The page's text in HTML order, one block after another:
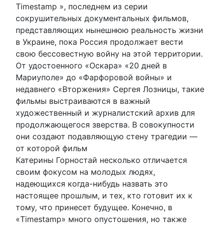
Timestamp », последнем из серии
сокрушительных документальных фильмов,
представляющих нынешнюю реальность жизни
в Украине, пока Россия продолжает вести
свою бессовестную войну на этой территории.
От удостоенного «Оскара» «20 дней в
Мариуполе» до «Фарфоровой войны» и
недавнего «Вторжения» Сергея Лозницы, такие
фильмы выстраиваются в важный
художественный и журналистский архив для
продолжающегося зверства. В совокупности
они создают подавляющую стену трагедии —
от которой фильм
Катерины Горностай несколько отличается
своим фокусом на молодых людях,
надеющихся когда-нибудь назвать это
настоящее прошлым, и тех, кто готовит их к
тому, что принесет будущее. Конечно, в
«Timestamp» много опустошения, но также